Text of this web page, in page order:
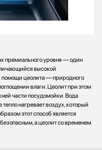
премиального уровня — один
высокой
помощи цеолита — природного
влаги. Цеолит при этом
части посудомойки. Вода
нагревает воздух, который
этот способ является
а цеолит со временем